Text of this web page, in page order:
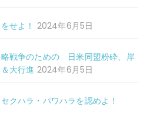
せよ！ 2024年6月5日
戦争のための 日米同盟粉砕、岸
大行進 2024年6月5日
クハラ・パワハラを認めよ！